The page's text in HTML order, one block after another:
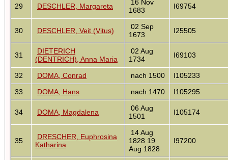
29 DESCHLER, Margareta
16 Nov
1683
I69754
30 DESCHLER, Veit (Vitus)
02 Sep
1673
I25505
31
DIETERICH
(DENTRICH), Anna Maria
02 Aug
1734
I69103
32 DOMA, Conrad nach 1500
I105233
33
DOMA, Hans nach 1470 I105295
34 DOMA, Magdalena
06 Aug
1501
I105174
35
DRESCHER, Euphrosina
Katharina
14 Aug
1828 19
Aug 1828
I97200